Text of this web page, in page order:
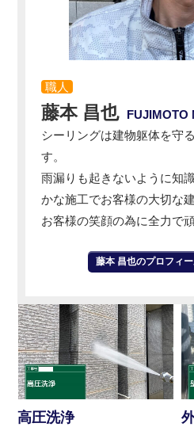
職人
藤本 昌也
FUJIMOTO
シーリングは建物躯体を守
す。
雨漏りも起きないように知
かな施工でお客様の大切な
お客様の笑顔の為に全力で
藤本 昌也のプロフィ
高圧洗浄